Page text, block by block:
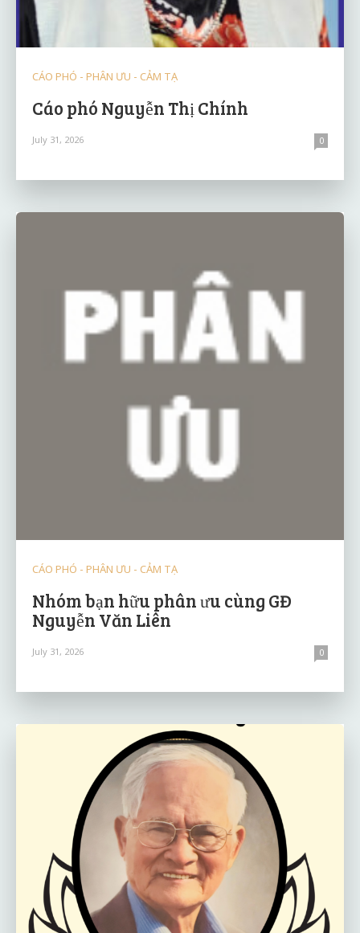
CÁO PHÓ - PHÂN ƯU - CẢM TẠ
Cáo phó Nguyễn Thị Chính
July 31, 2026 0
CÁO PHÓ - PHÂN ƯU - CẢM TẠ
Nhóm bạn hữu phân ưu cùng GĐ
Nguyễn Văn Liên
July 31, 2026 0